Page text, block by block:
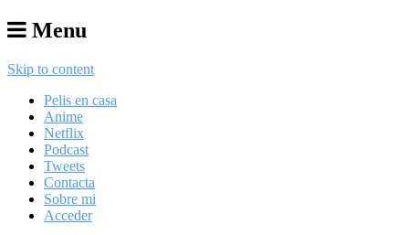
Menu
Skip to content
Pelis en casa
Anime
Netflix
Podcast
Tweets
Contacta
Sobre mi
Acceder